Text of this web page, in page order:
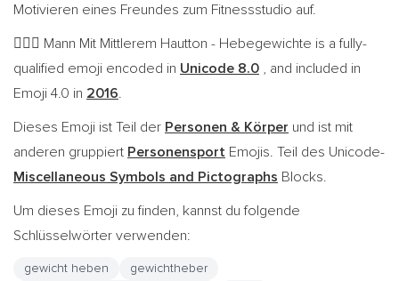
Motivieren eines Freundes zum Fitnessstudio auf.
🏋🏽‍♂️ Mann Mit Mittlerem Hautton - Hebegewichte is a fully-
qualified emoji encoded in Unicode 8.0 , and included in
Emoji 4.0 in 2016.
Dieses Emoji ist Teil der Personen & Körper und ist mit
anderen gruppiert Personensport Emojis. Teil des Unicode-
Miscellaneous Symbols and Pictographs Blocks.
Um dieses Emoji zu finden, kannst du folgende
Schlüsselwörter verwenden:
gewicht heben
gewichtheber